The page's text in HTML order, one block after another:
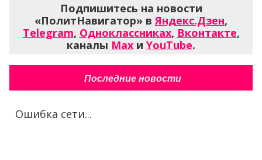
Подпишитесь на новости
«ПолитНавигатор» вЯндекс.Дзен,
Telegram, Одноклассниках, Вконтакте,
каналы Max и YouTube.
Последние новости
Ошибка сети...